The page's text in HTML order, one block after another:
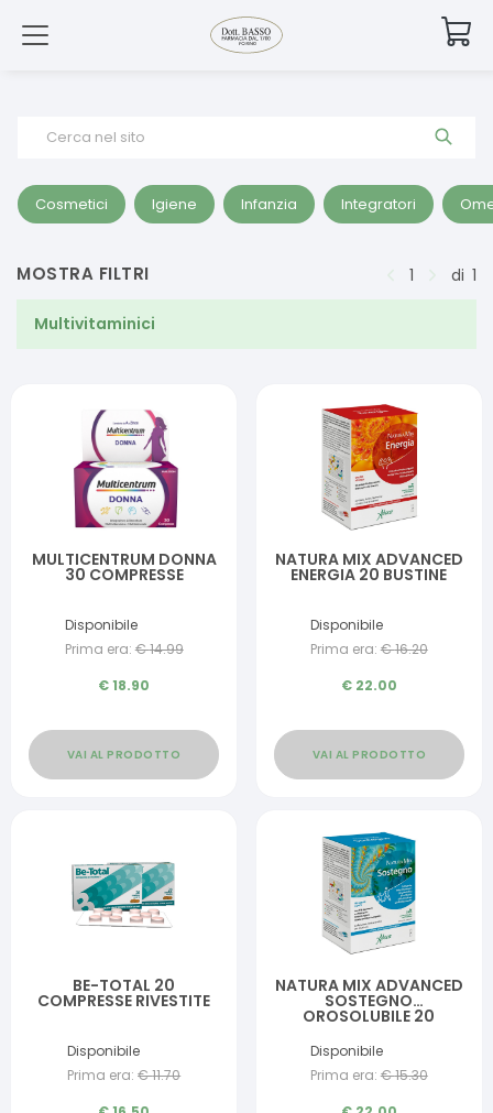
Cerca nel sito
Cosmetici Igiene Infanzia Integratori
MOSTRA FILTRI 1 di 1
Multivitaminici
MULTICENTRUM DONNA
30 COMPRESSE
Disponibile
Prima era: €14.99
€18.90
VAI AL PRODOTTO
NATURA MIX ADVANCED
ENERGIA 20 BUSTINE
Disponibile
Prima era: €16.20
€ 22.00
VAI AL PRODOTTO
BE-TOTAL 20
COMPRESSE RIVESTITE
Disponibile
Prima era: €11.70
NATURA MIX ADVANCED
SOSTEGNO
OROSOLUBILE 20
Disponibile
Prima era: €15.30